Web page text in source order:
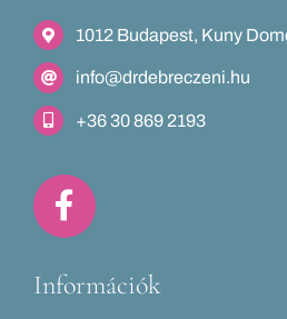
1012 Budapest, Kuny
info@drdebreczeni.hu
+36 30 869 2193
Információk